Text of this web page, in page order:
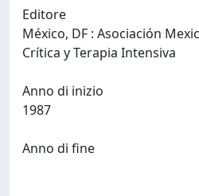
Editore
México, DF : Asociación
Anno di inizio
Anno di fine